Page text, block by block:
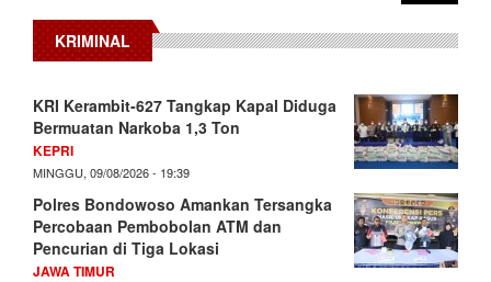
KRIMINAL
KRI Kerambit-627 Tangkap Kapal Diduga
Bermuatan Narkoba 1,3 Ton
KEPRI
MINGGU, 09/08/2026 - 19:39
Polres Bondowoso Amankan Tersangka
Percobaan Pembobolan ATM dan
Pencurian di Tiga Lokasi
JAWA TIMUR